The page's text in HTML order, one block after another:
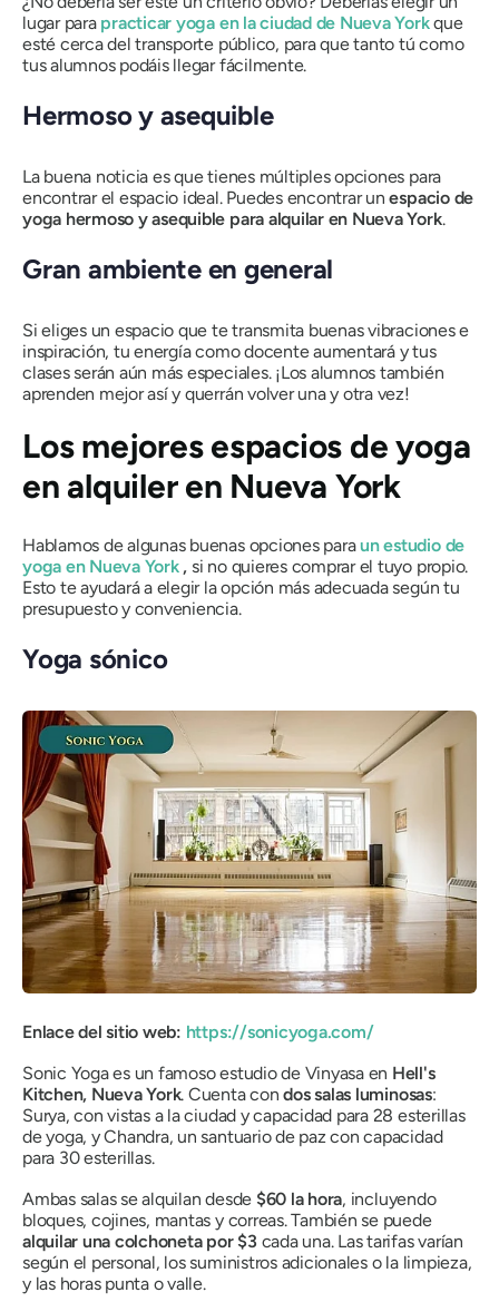
lugar para practicar yoga en la ciudad de Nueva Yorkque
esté cerca del transporte público, para que tanto tú como
tus alumnos podáis llegar fácilmente.
Hermoso y asequible
La buena noticia es que tienes múltiples opciones para
encontrar el espacio ideal. Puedes encontrar unespacio de
yoga hermoso y asequible para alquilar en Nueva York.
Gran ambiente en general
Si eliges un espacio que te transmita buenas vibraciones e
inspiración, tu energía como docente aumentará y tus
clases serán aún más especiales. ¡Los alumnos también
aprenden mejor así y querrán volver una y otra vez!
Los mejores espacios de yoga
en alquiler en Nueva York
Hablamos de algunas buenas opciones paraun estudio de
yoga en Nueva York, si no quieres comprar el tuyo propio.
Esto te ayudará a elegir la opción más adecuada según tu
presupuesto y conveniencia.
Yoga sónico
Enlace del sitio web: https://sonicyoga.com/
Sonic Yoga es un famoso estudio de Vinyasa en Hell's
Kitchen, Nueva York. Cuenta condos salas luminosas:
Surya, con vistas a la ciudad y capacidad para 28 esterillas
de yoga, y Chandra, un santuario de paz con capacidad
para 30 esterillas.
Ambas salas se alquilan desde $60 la hora, incluyendo
bloques, cojines, mantas y correas. También se puede
alquilar una colchoneta por $3 cada una. Las tarifas varían
según el personal, los suministros adicionales o la limpieza,
y las horas punta o valle.